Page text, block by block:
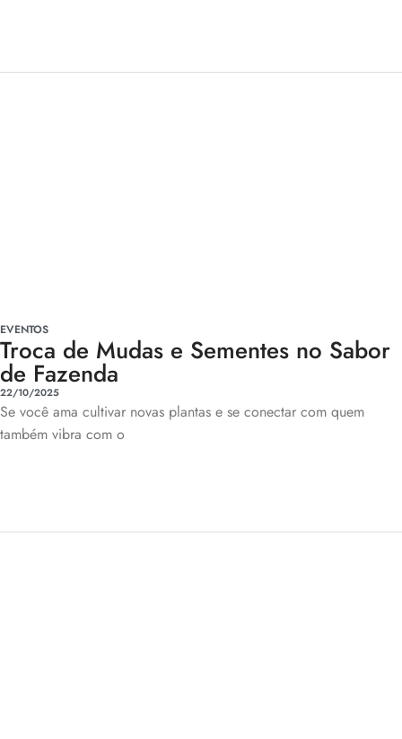
EVENTOS
Troca de Mudas e Sementes no Sabor
de Fazenda
22/10/2025
Se você ama cultivar novas plantas e se conectar com quem
também vibra com o